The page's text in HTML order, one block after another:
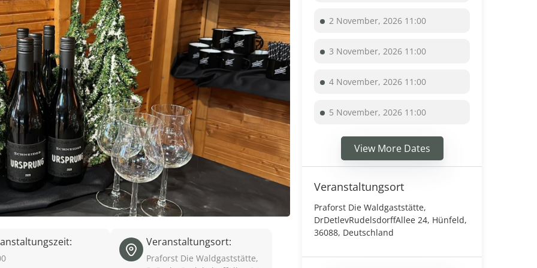
Veranstaltungsort:
Praforst Die Waldgaststätte,
2 November, 2026 11:00
3 November, 2026 11:00
4 November, 2026 11:00
5 November, 2026 11:00
View More Dates
Veranstaltungsort
Praforst Die Waldgaststätte,
DrDetlevRudelsdorffAllee 24, Hünfeld,
36088, Deutschland